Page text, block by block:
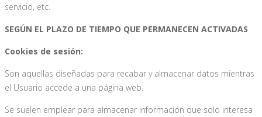
servicio, etc.
SEGÚN EL PLAZO DE TIEMPO QUE PERMANECEN ACTIVADAS
Cookies de sesión:
Son aquellas diseñadas para recabar y almacenar datos mientras
el Usuario accede a una página web.
Se suelen emplear para almacenar información que solo interesa